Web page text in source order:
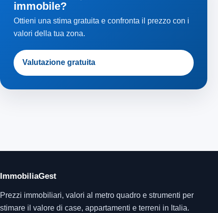
immobile?
Ottieni una stima gratuita e confronta il prezzo con i
valori della tua zona.
Valutazione gratuita
ImmobiliaGest
Prezzi immobiliari, valori al metro quadro e strumenti per
stimare il valore di case, appartamenti e terreni in Italia.